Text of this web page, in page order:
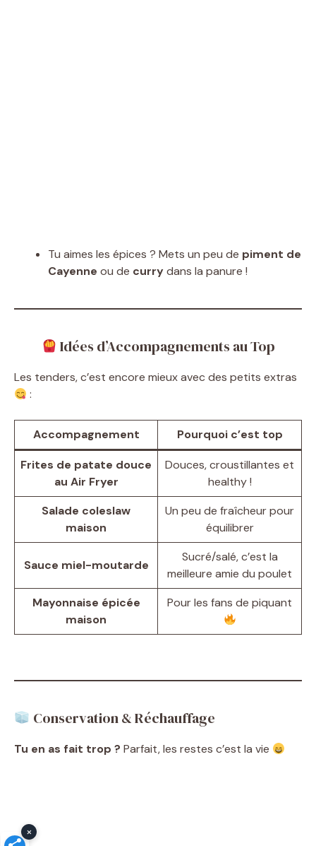
Tu aimes les épices ? Mets un peu de piment de
Cayenne ou de currydans la panure !
Idées d’Accompagnements au Top
Les tenders, c’est encore mieux avec des petits extras
:
Accompagnement Pourquoi c’est top
Frites de patate douce
au Air Fryer
Douces, croustillantes et
healthy !
Salade coleslaw
maison
Un peu de fraîcheur pour
équilibrer
Sauce miel-moutarde
Sucré/salé, c’est la
meilleure amie du poulet
Mayonnaise épicée
maison
Pour les fans de piquant
Conservation & Réchauffage
Tu en as fait trop ? Parfait, les restes c’est la vie
×